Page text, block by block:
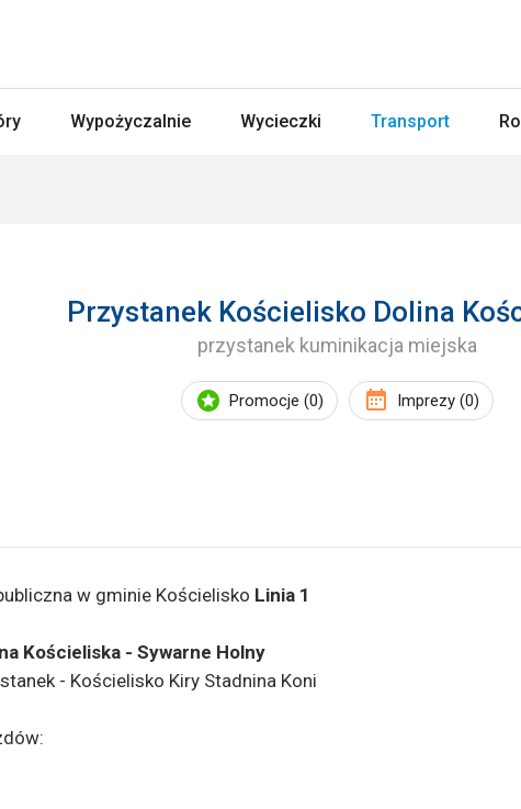
Wypożyczalnie Wycieczki Transport
Przystanek Kościelisko Dolina
przystanek kuminikacja miejska
Promocje (0) Imprezy (0)
w gminie Kościelisko Linia 1
Kościeliska - Sywarne Holny
- Kościelisko Kiry Stadnina Koni